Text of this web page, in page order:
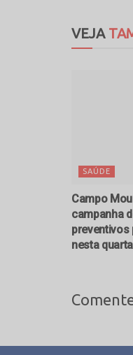
VEJA
SAÚDE
Campo
campanha
preventivos
nesta